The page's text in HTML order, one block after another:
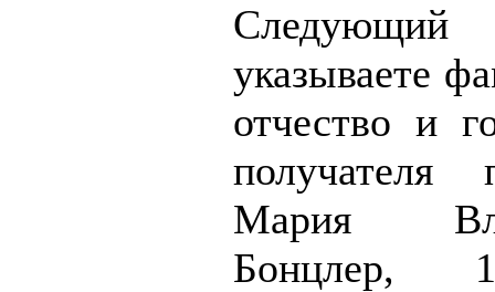
указываете
отчество и
получателя
Мария
Бонцлер,